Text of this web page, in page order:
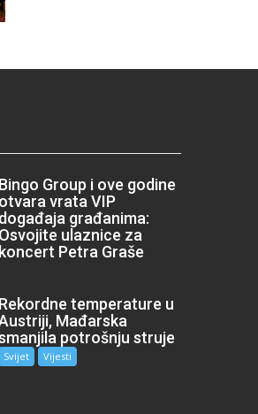
Bingo Group i ove godine
otvara vrata VIP
događaja građanima:
Osvojite ulaznice za
koncert Petra Graše
Rekordne temperature u
Mađarska
potrošnju struje
Svijet Vijesti